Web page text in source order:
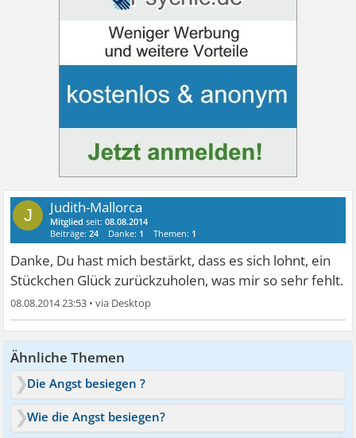
J Judith-Mallorca
Mitglied seit:08.08.2014
Beiträge:24 Danke: 1 Themen: 1
Danke, Du hast mich bestärkt, dass es sich lohnt, ein
Stückchen Glück zurückzuholen, was mir so sehr fehlt.
08.08.2014 23:53 •
Ähnliche Themen
Die Angst besiegen ?
Wie die Angst besiegen?